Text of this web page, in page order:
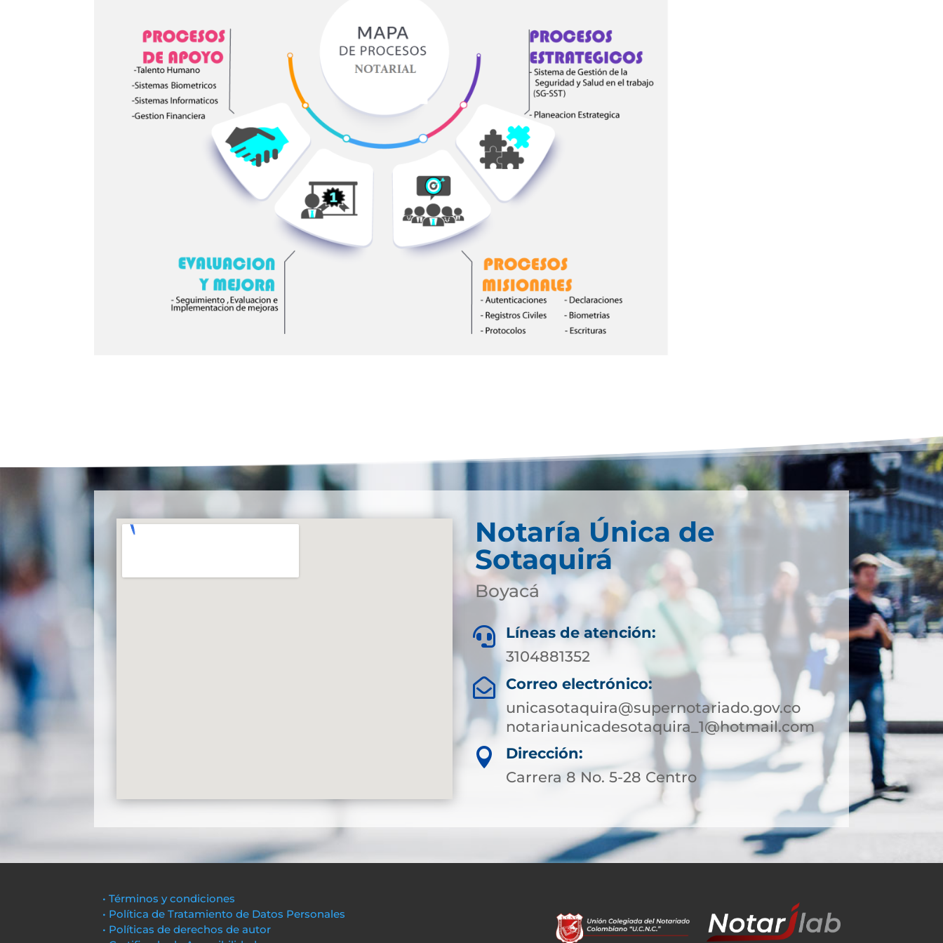
Notaría Única de
Sotaquirá
Boyacá

Líneas de atención:
3104881352

Correo electrónico:
unicasotaquira@supernotariado.gov.co
notariaunicadesotaquira_1@hotmail.com

Dirección:
Carrera 8 No. 5-28 Centro
• Términos y condiciones
• Política de Tratamiento de Datos Personales
• Políticas de derechos de autor